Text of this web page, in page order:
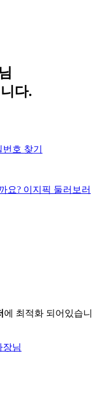
다.
번호 찾기
에 최적화 되어있습니
장님